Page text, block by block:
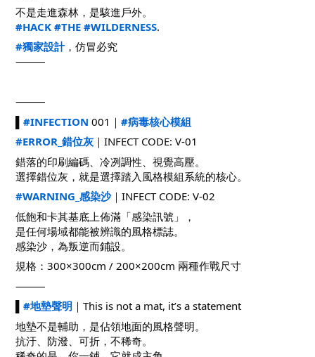
不是走進森林，是駭進戶外。
#HACK #THE #WILDERNESS.
#獨家設計，仿冒必究
⸻
⸻
#INFECTION 001｜ #病毒核心模組
#ERROR_錯位灰 ｜INFECT CODE: V-01
錯落的印刷編碼、冷冽調性、視覺高壓。
選擇錯位灰，就是選擇踏入風格模組系統的核心。
#WARNING_感染沙｜INFECT CODE: V-02
低飽和卡其基底上佈滿「感染訊號」，
是任何場域都能被辨識的風格標誌。
感染沙，為叛逆而鋪設。
規格：300×300cm / 200×200cm 兩種作戰尺寸
⸻
#地墊聲明 ｜This is not a mat, it’s a statement
地墊不是輔助，是佔領地面的風格聲明。
抗汙、防潑、可折，不稀奇。